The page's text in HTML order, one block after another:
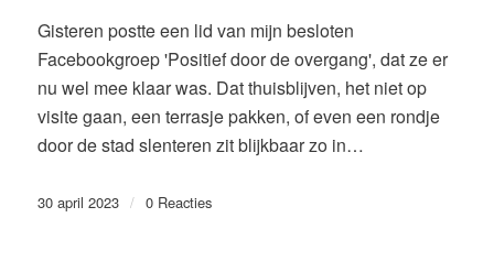
Gisteren postte een lid van mijn besloten
Facebookgroep 'Positief door de overgang', dat ze er
nu wel mee klaar was. Dat thuisblijven, het niet op
visite gaan, een terrasje pakken, of even een rondje
door de stad slenteren zit blijkbaar zo in…
30 april 2023 / 0 Reacties